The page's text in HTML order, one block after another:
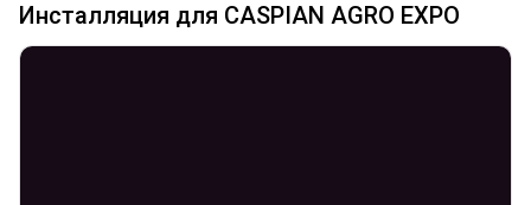
Инсталляция для CASPIAN AGRO EXPO